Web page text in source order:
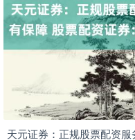
天元证券：正规股票配资